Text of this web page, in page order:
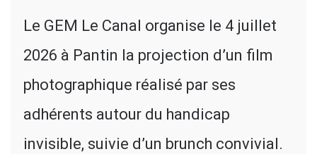
Le GEM Le Canal organise le 4 juillet
2026 à Pantin la projection d’un film
photographique réalisé par ses
adhérents autour du handicap
invisible, suivie d’un brunch convivial.